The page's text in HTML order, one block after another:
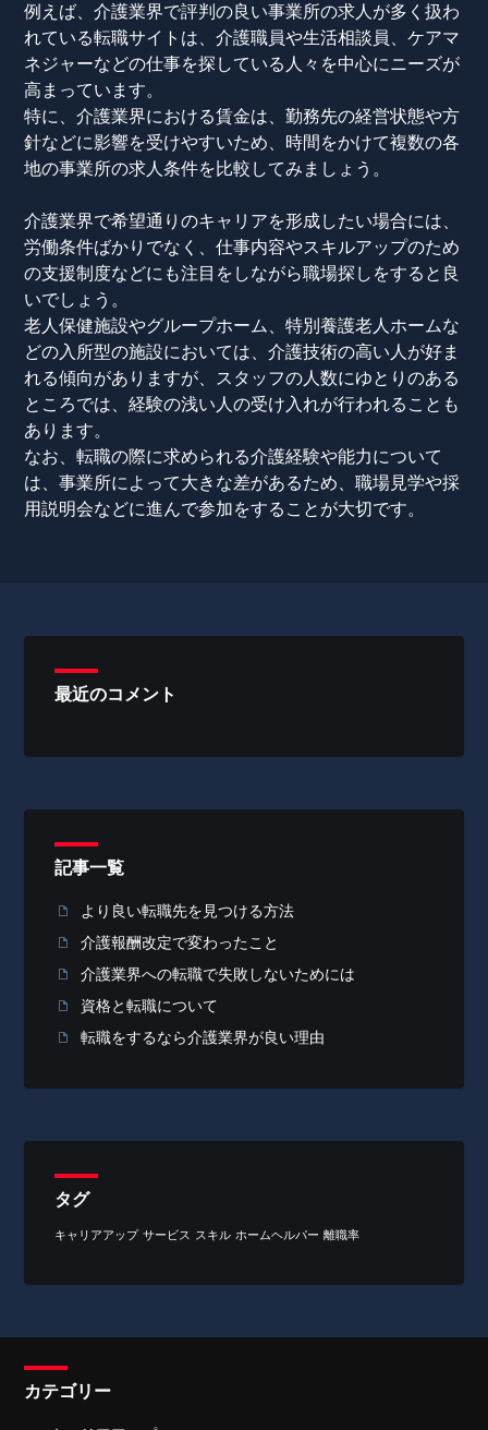
例えば、介護業界で評判の良い事業所の求人が多く扱わ
れている転職サイトは、介護職員や生活相談員、ケアマ
ネジャーなどの仕事を探している人々を中心にニーズが
高まっています。
特に、介護業界における賃金は、勤務先の経営状態や方
針などに影響を受けやすいため、時間をかけて複数の各
地の事業所の求人条件を比較してみましょう。
介護業界で希望通りのキャリアを形成したい場合には、
労働条件ばかりでなく、仕事内容やスキルアップのため
の支援制度などにも注目をしながら職場探しをすると良
いでしょう。
老人保健施設やグループホーム、特別養護老人ホームな
どの入所型の施設においては、介護技術の高い人が好ま
れる傾向がありますが、スタッフの人数にゆとりのある
ところでは、経験の浅い人の受け入れが行われることも
あります。
なお、転職の際に求められる介護経験や能力について
は、事業所によって大きな差があるため、職場見学や採
用説明会などに進んで参加をすることが大切です。
最近のコメント
記事一覧
より良い転職先を見つける方法
介護報酬改定で変わったこと
介護業界への転職で失敗しないためには
資格と転職について
転職をするなら介護業界が良い理由
タグ
キャリアアップ サービス スキル ホームヘルパー 離職率
カテゴリー